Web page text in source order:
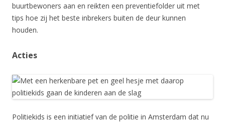
buurtbewoners aan en reikten een preventiefolder uit met
tips hoe zij het beste inbrekers buiten de deur kunnen
houden.
Acties
Politiekids is een initiatief van de politie in Amsterdam dat nu